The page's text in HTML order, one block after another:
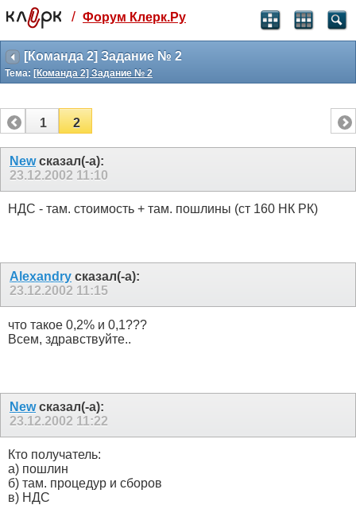
Святые угодники, Клерк без рекламы
прекрасен:)
месяц
3 месяца
259 ₽
-10%
полгода
499 ₽
-15%
Отмена Оплатить
/ Форум Клерк.Ру
[Команда 2] Задание № 2
Тема: [Команда 2] Задание № 2
1 2
Newсказал(-а):
23.12.2002 11:10
НДС - там. стоимость + там. пошлины (ст 160 НК РК)
Alexandry сказал(-а):
23.12.2002 11:15
что такое 0,2% и 0,1???
Всем, здравствуйте..
Newсказал(-а):
23.12.2002 11:22
Кто получатель:
а) пошлин
б) там. процедур и сборов
в) НДС